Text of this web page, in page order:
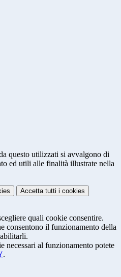
questo utilizzati si avvalgono di
ed utili alle finalità illustrate nella
Accetta tutti i cookies
quali cookie consentire.
consentono il funzionamento della
necessari al funzionamento potete
.